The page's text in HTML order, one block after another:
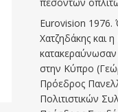
Eurovision
Χατζηδάκης και
κατακεραύνωσαν
στην Κύπρο
Πρόεδρος
Πολιτιστικών